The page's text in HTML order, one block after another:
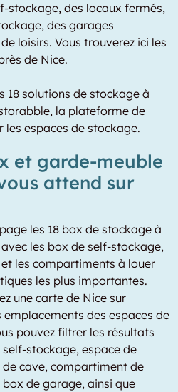
stockage, des locaux fermés,
des garages
loisirs. Vous trouverez ici les
de Nice.
18 solutions de stockage à
la plateforme de
espaces de stockage.
et garde-meuble
attend sur
les 18 box de stockage à
les box de self-stockage,
les compartiments à louer
les plus importantes.
une carte de Nice sur
des espaces de
pouvez filtrer les résultats
stockage, espace de
cave, compartiment de
de garage, ainsi que